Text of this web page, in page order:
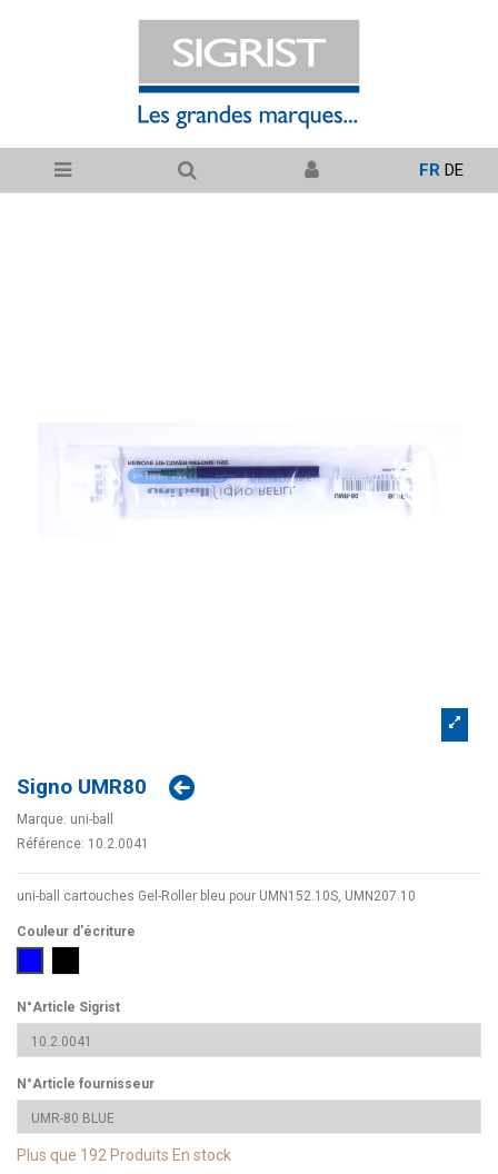
FR DE
Signo UMR80
Marque: uni-ball
Référence: 10.2.0041
uni-ball cartouches Gel-Roller bleu pour UMN152.10S, UMN207.10
Couleur d'écriture
N°Article Sigrist
N°Article fournisseur
Plus que 192 Produits En stock